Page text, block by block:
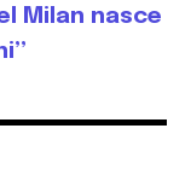
Milan nasce